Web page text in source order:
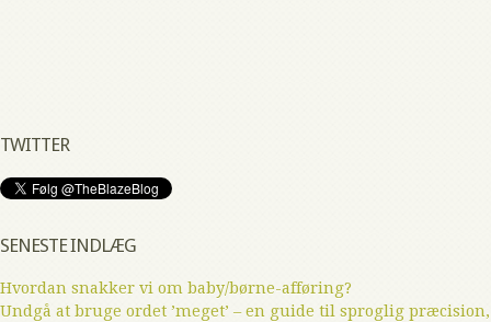
TWITTER
SENESTE INDLÆG
Hvordan snakker vi om baby/børne-afføring?
Undgå at bruge ordet ’meget’ – en guide til sproglig præcision,